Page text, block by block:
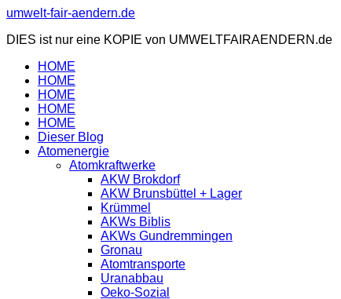
Zum
springen
umwelt-fair-aendern.de
DIES ist nur eine KOPIE von UMWELTFAIRAENDERN.de
HOME
HOME
HOME
HOME
HOME
Dieser Blog
Atomenergie
Atomkraftwerke
AKW Brokdorf
AKW Brunsbüttel + Lager
Krümmel
AKWs Biblis
AKWs Gundremmingen
Gronau
Atomtransporte
Uranabbau
Oeko-Sozial